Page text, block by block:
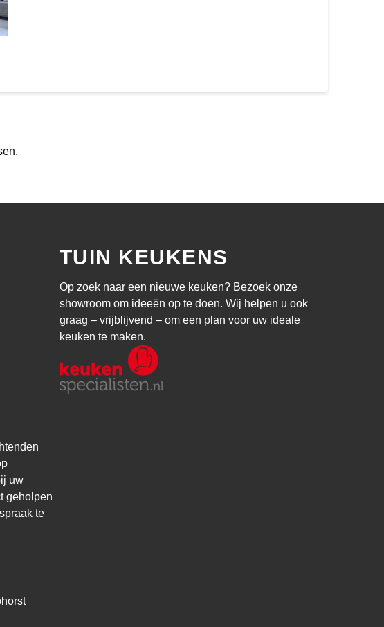
uw
geholpen
te
TUIN KEUKENS
Op zoek naar een nieuwe keuken? Bezoek onze
showroom om ideeën op te doen. Wij helpen u ook
graag – vrijblijvend – om een plan voor uw ideale
keuken te maken.